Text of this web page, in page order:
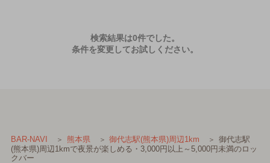
検索結果は0件でした。
条件を変更してお試しください。
BAR-NAVI 熊本県 御代志駅(熊本県)周辺1km
御代志駅
(熊本県)周辺1kmで夜景が楽しめる・3,000円以上～5,000円未満のロッ
クバー